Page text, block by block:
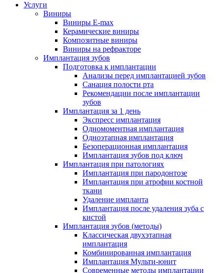
Услуги
Виниры
Виниры E-max
Керамические виниры
Композитные виниры
Виниры на рефракторе
Имплантация зубов
Подготовка к имплантации
Анализы перед имплантацией зубов
Санация полости рта
Рекомендации после имплантации
зубов
Имплантация за 1 день
Экспресс имплантация
Одномоментная имплантация
Одноэтапная имплантация
Безоперационная имплантация
Имплантация зубов под ключ
Имплантация при патологиях
Имплантация при пародонтозе
Имплантация при атрофии костной
ткани
Удаление импланта
Имплантация после удаления зуба с
кистой
Имплантация зубов (методы)
Классическая двухэтапная
имплантация
Комбинированная имплантация
Имплантация Мульти-юнит
Современные методы имплантации